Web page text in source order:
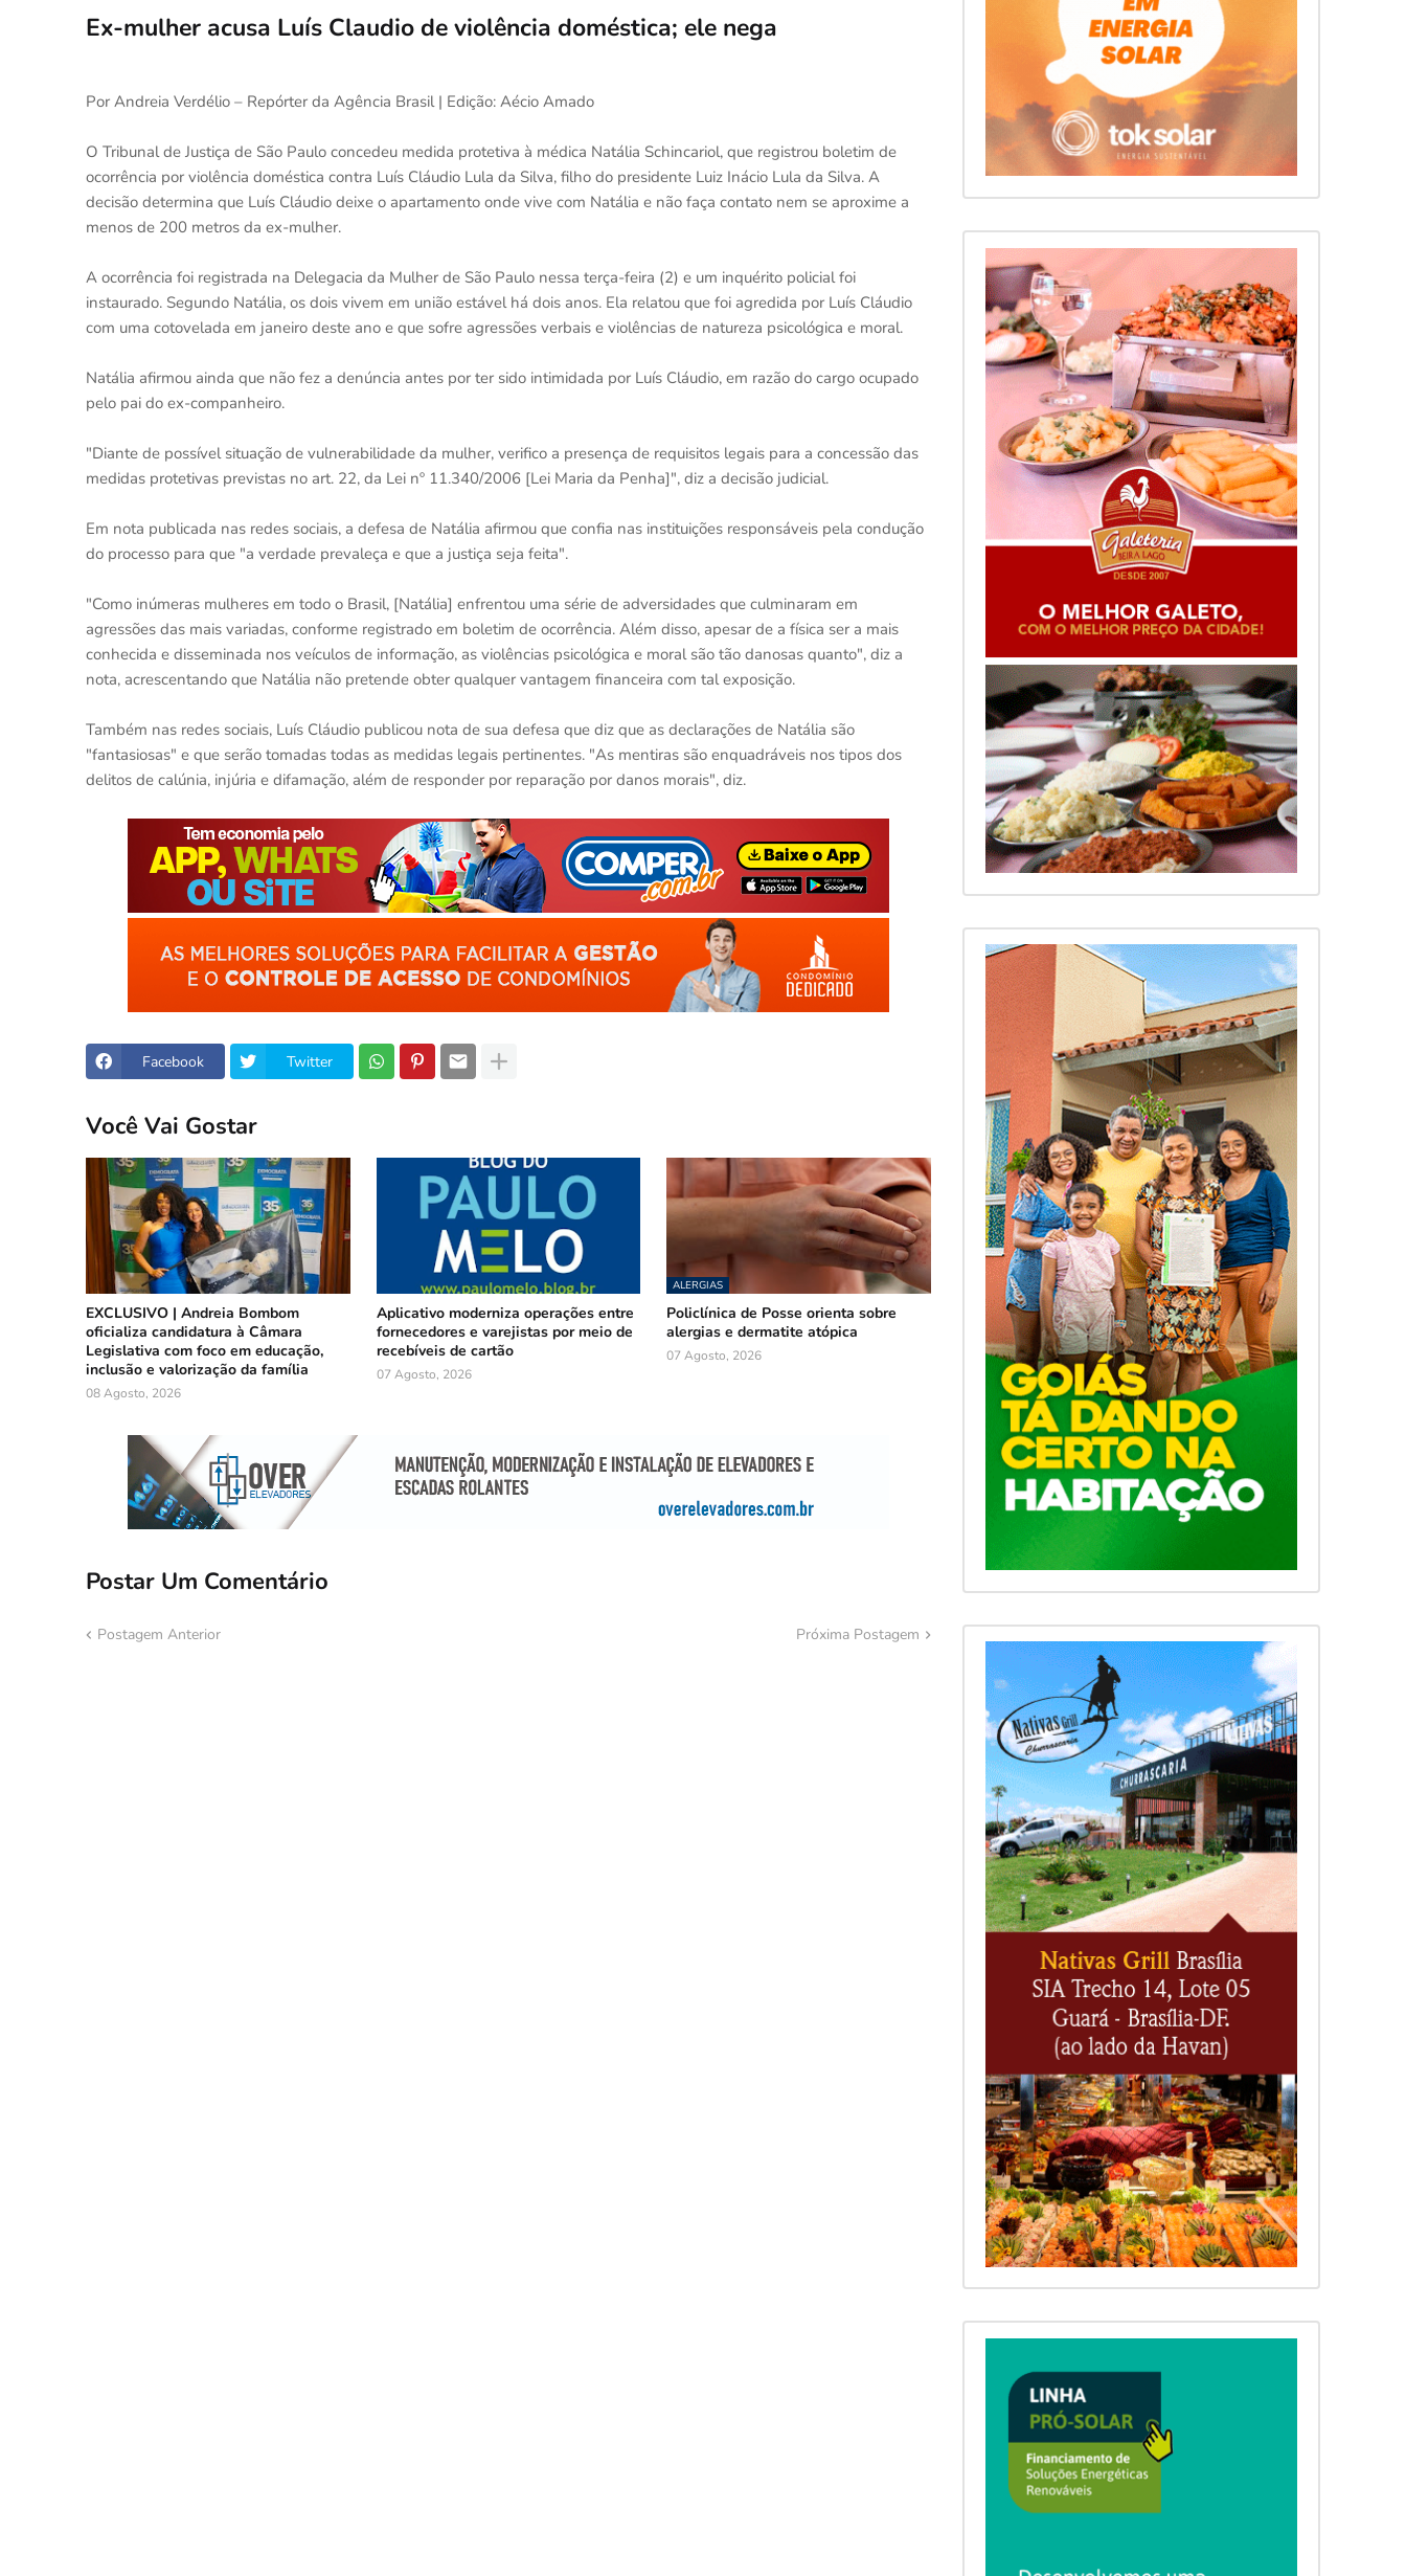
Ex-mulher acusa Luís Claudio de violência doméstica; ele nega
Por Andreia Verdélio – Repórter da Agência Brasil | Edição: Aécio Amado
O Tribunal de Justiça de São Paulo concedeu medida protetiva à médica Natália Schincariol, que registrou boletim de
ocorrência por violência doméstica contra Luís Cláudio Lula da Silva, filho do presidente Luiz Inácio Lula da Silva. A
decisão determina que Luís Cláudio deixe o apartamento onde vive com Natália e não faça contato nem se aproxime a
menos de 200 metros da ex-mulher.
A ocorrência foi registrada na Delegacia da Mulher de São Paulo nessa terça-feira (2) e um inquérito policial foi
instaurado. Segundo Natália, os dois vivem em união estável há dois anos. Ela relatou que foi agredida por Luís Cláudio
com uma cotovelada em janeiro deste ano e que sofre agressões verbais e violências de natureza psicológica e moral.
Natália afirmou ainda que não fez a denúncia antes por ter sido intimidada por Luís Cláudio, em razão do cargo ocupado
pelo pai do ex-companheiro.
"Diante de possível situação de vulnerabilidade da mulher, verifico a presença de requisitos legais para a concessão das
medidas protetivas previstas no art. 22, da Lei nº 11.340/2006 [Lei Maria da Penha]", diz a decisão judicial.
Em nota publicada nas redes sociais, a defesa de Natália afirmou que confia nas instituições responsáveis pela condução
do processo para que "a verdade prevaleça e que a justiça seja feita".
"Como inúmeras mulheres em todo o Brasil, [Natália] enfrentou uma série de adversidades que culminaram em
agressões das mais variadas, conforme registrado em boletim de ocorrência. Além disso, apesar de a física ser a mais
conhecida e disseminada nos veículos de informação, as violências psicológica e moral são tão danosas quanto", diz a
nota, acrescentando que Natália não pretende obter qualquer vantagem financeira com tal exposição.
Também nas redes sociais, Luís Cláudio publicou nota de sua defesa que diz que as declarações de Natália são
"fantasiosas" e que serão tomadas todas as medidas legais pertinentes. "As mentiras são enquadráveis nos tipos dos
delitos de calúnia, injúria e difamação, além de responder por reparação por danos morais", diz.
Facebook Twitter
Você Vai Gostar
EXCLUSIVO | Andreia Bombom
oficializa candidatura à Câmara
Legislativa com foco em educação,
inclusão e valorização da família
08 Agosto, 2026
Aplicativo moderniza operações entre
fornecedores e varejistas por meio de
recebíveis de cartão
07 Agosto, 2026
ALERGIAS
Policlínica de Posse orienta sobre
alergias e dermatite atópica
07 Agosto, 2026
Postar Um Comentário
Postagem Anterior Próxima Postagem